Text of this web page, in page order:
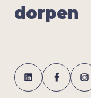
dor­pen